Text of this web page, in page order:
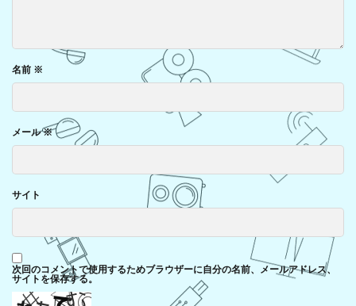
名前 ※
メール※
サイト
次回のコメントで使用するためブラウザーに自分の名前、メールアドレス、
サイトを保存する。